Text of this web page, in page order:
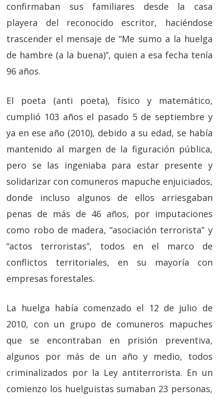
confirmaban sus familiares desde la casa
playera del reconocido escritor, haciéndose
trascender el mensaje de “Me sumo a la huelga
de hambre (a la buena)”, quien a esa fecha tenía
96 años.
El poeta (anti poeta), físico y matemático,
cumplió 103 años el pasado 5 de septiembre y
ya en ese año (2010), debido a su edad, se había
mantenido al margen de la figuración pública,
pero se las ingeniaba para estar presente y
solidarizar con comuneros mapuche enjuiciados,
donde incluso algunos de ellos arriesgaban
penas de más de 46 años, por imputaciones
como robo de madera, “asociación terrorista” y
“actos terroristas”, todos en el marco de
conflictos territoriales, en su mayoría con
empresas forestales.
La huelga había comenzado el 12 de julio de
2010, con un grupo de comuneros mapuches
que se encontraban en prisión preventiva,
algunos por más de un año y medio, todos
criminalizados por la Ley antiterrorista.​ En un
comienzo los huelguistas sumaban 23 personas,